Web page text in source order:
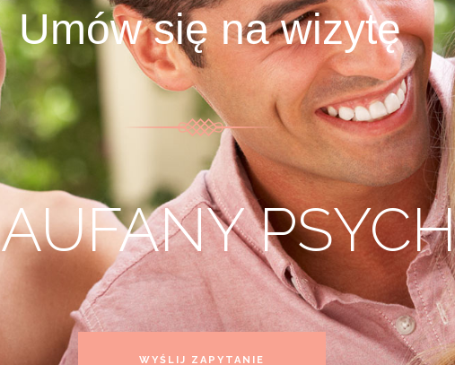
Umów się na wizytę
WYŚLIJ ZAPYTANIE